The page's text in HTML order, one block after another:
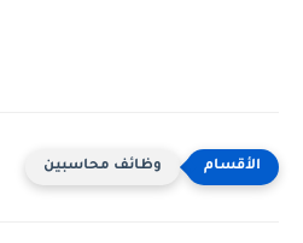
وظائف محاسبين